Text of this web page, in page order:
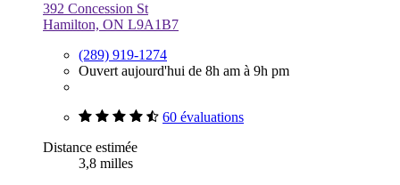
392 Concession St
Hamilton, ON L9A1B7
(289) 919-1274
Ouvert aujourd'hui de 8h am à 9h pm
60 évaluations
Distance estimée
3,8 milles